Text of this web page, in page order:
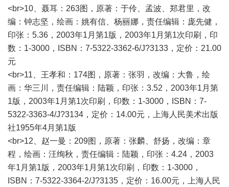
<br>10、聂耳：263图，原著：于伶、孟波、郑君里，改
编：钟志坚，绘画：姚有信、杨丽娜，责任编辑：庞先健，
印张：5.36，2003年1月第1版，2003年1月第1次印刷，印
数：1-3000，ISBN：7-5322-3362-6/J?3133，定价：21.00
元
<br>11、王孝和：174图，原著：张羽，改编：大鲁，绘
画：华三川，责任编辑：陆颖，印张：3.52，2003年1月第
1版，2003年1月第1次印刷，印数：1-3000，ISBN：7-
5322-3363-4/J?3134，定价：14.00元，上海人民美术出版
社1955年4月第1版
<br>12、赵一曼：209图，原著：张麟、舒扬，改编：章
程，绘画：汪绚秋，责任编辑：陆颖，印张：4.24，2003
年1月第1版，2003年1月第1次印刷，印数：1-3000，
ISBN：7-5322-3364-2/J?3135，定价：16.00元，上海人民